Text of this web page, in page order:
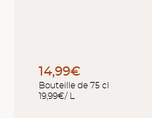
14,99€
Bouteille de 75 cl
19,99€/ L